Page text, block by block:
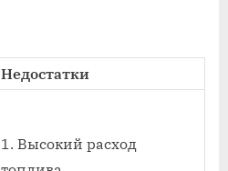
Недостатки
1. Высокий расход